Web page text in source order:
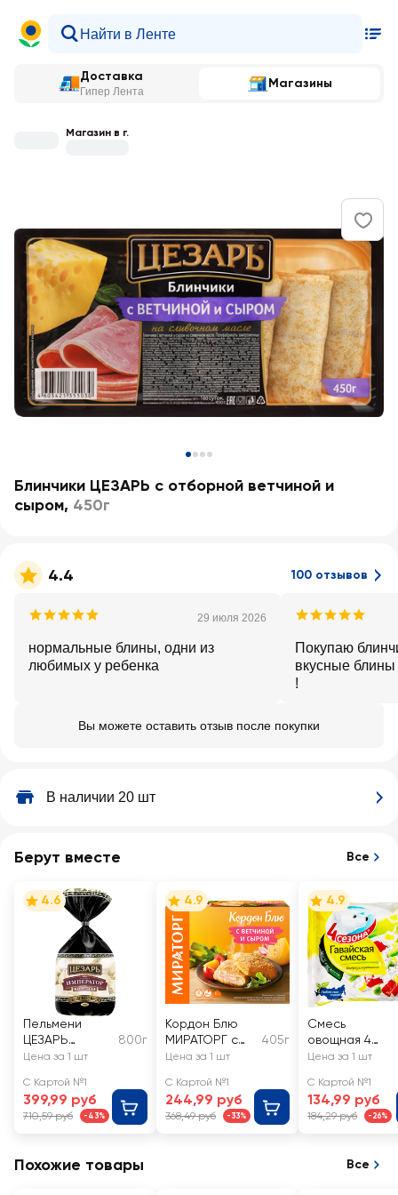
Доставка
Гипер Лента
Магазины
Магазин в г.
Блинчики ЦЕЗАРЬ с отборной ветчиной и
сыром, 450г
4.4 100 отзывов
29 июля 2026
нормальные блины, одни из
любимых у ребенка
Покупаю
вкусные блины
!
Вы можете оставить отзыв после покупки
В наличии 20 шт
Берут вместе Все
4.6
Пельмени
ЦЕЗАРЬ
государь
категория Б
800г
Цена за 1 шт
С Картой №1
399,99 руб
710,59 руб -43%
4.9
Кордон Блю
МИРАТОРГ с
ветчиной и
405г
Цена за 1 шт
С Картой №1
244,99 руб
368,49 руб -33%
4.9
Смесь
овощная 4
СЕЗОНА
Цена за 1 шт
С Картой №1
134,99 руб
184,29 руб -26%
Похожие товары Все